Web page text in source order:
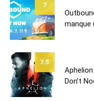
7
manque
7.5
Don’t